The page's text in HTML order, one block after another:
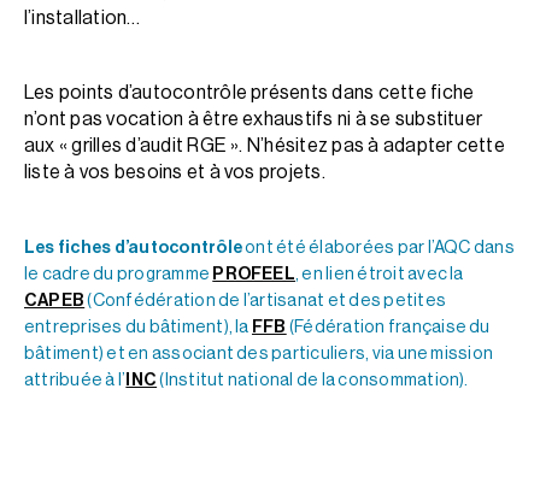
l’installation…
Les points d’autocontrôle présents dans cette fiche
n’ont pas vocation à être exhaustifs ni à se substituer
aux « grilles d’audit RGE ». N’hésitez pas à adapter cette
liste à vos besoins et à vos projets.
Les fiches d’autocontrôleont été élaborées par l’AQC dans
le cadre du programme PROFEEL , en lien étroit avec la
CAPEB (Confédération de l’artisanat et des petites
entreprises du bâtiment), la FFB (Fédération française du
bâtiment) et en associant des particuliers, via une mission
attribuée à l’ INC (Institut national de la consommation).